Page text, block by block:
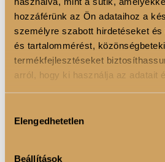
hozzáférünk az Ön adataihoz a
személyre szabott hirdetéseket
és tartalommérést,
termékfejlesztéseket
arról, hogy ki használja az adatait
Információgyűjtés az Ön
Az Ön készülékén
kiválasztása
Elengedhetetlen
Beállítások
Kékáfonya
9 990 Ft
Kiemelkedően magas, adagonként
tartalommal. Lioflizált
frissességért....Tovább